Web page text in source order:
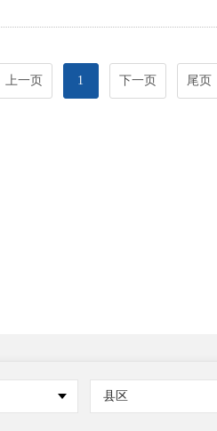
上一页 1 下一页 尾页
县区